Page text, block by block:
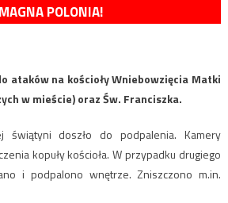
MAGNA POLONIA!
ataków na kościoły Wniebowzięcia Matki
w mieście) oraz Św. Franciszka.
świątyni doszło do podpalenia. Kamery
kopuły kościoła. W przypadku drugiego
i podpalono wnętrze. Zniszczono m.in.